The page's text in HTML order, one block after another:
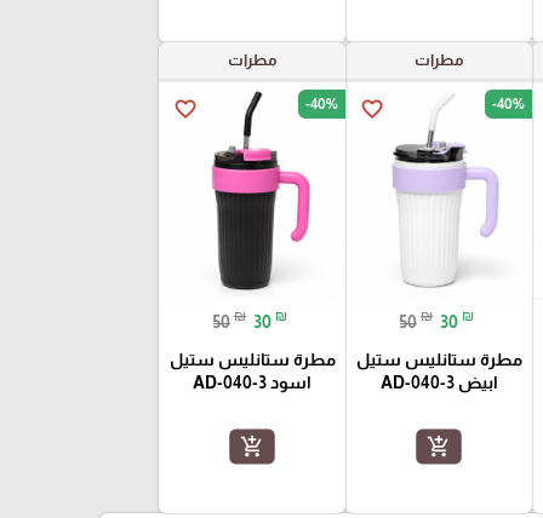
مطرات
favorite_border -40%
50 ₪ 30 ₪
مطرة ستانليس ستيل
ابيض AD-040-3
add_shopping_cart
مطرات
favorite_border -40%
50 ₪ 30 ₪
مطرة ستانليس ستيل
اسود AD-040-3
add_shopping_cart